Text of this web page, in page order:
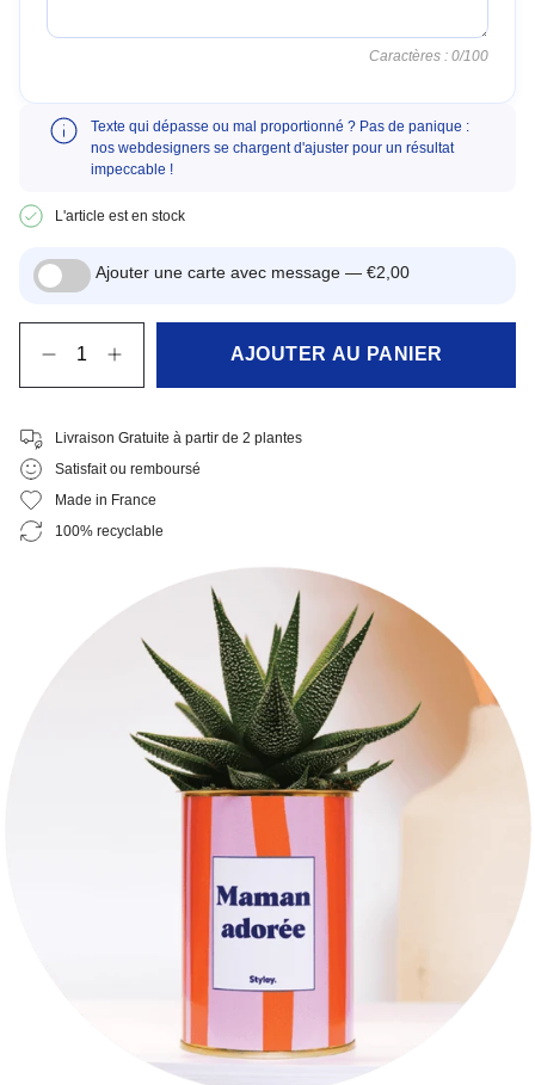
Caractères : 0/100
Texte qui dépasse ou mal proportionné ? Pas de panique :
nos webdesigners se chargent d'ajuster pour un résultat
impeccable !
L'article est en stock
Ajouter une carte avec message — €2,00
AJOUTER AU PANIER
Livraison Gratuite à partir de 2 plantes
Satisfait ou remboursé
Made in France
100% recyclable